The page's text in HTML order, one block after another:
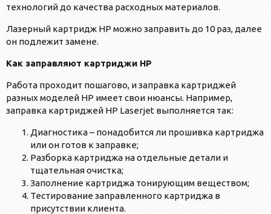
технологий до качества расходных материалов.
Лазерный картридж HP можно заправить до 10 раз, далее
он подлежит замене.
Как заправляют картриджи HP
Работа проходит пошагово, и заправка картриджей
разных моделей HP имеет свои нюансы. Например,
заправка картриджей HP Laserjet выполняется так:
Диагностика – понадобится ли прошивка картриджа
или он готов к заправке;
Разборка картриджа на отдельные детали и
тщательная очистка;
Заполнение картриджа тонирующим веществом;
Тестирование заправленного картриджа в
присутствии клиента.